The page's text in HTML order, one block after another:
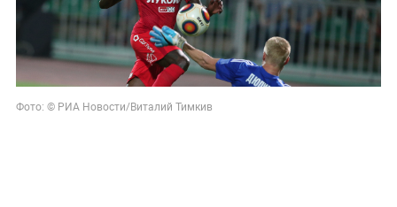
Фото: © РИА Новости/Виталий Тимкив